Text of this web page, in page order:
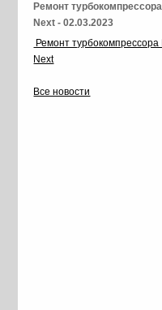
Ремонт
Next - 02.03.2023
Ремонт турбокомпрессора
Next
Все новости